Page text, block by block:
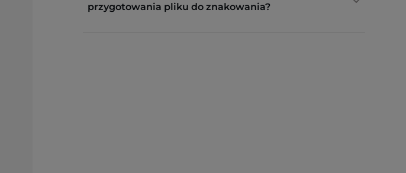
przygotowania pliku do znakowania?